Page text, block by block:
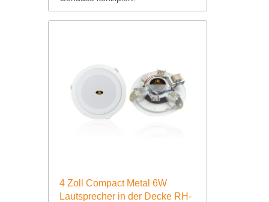
4 Zoll Compact Metal 6W
Lautsprecher in der Decke RH-